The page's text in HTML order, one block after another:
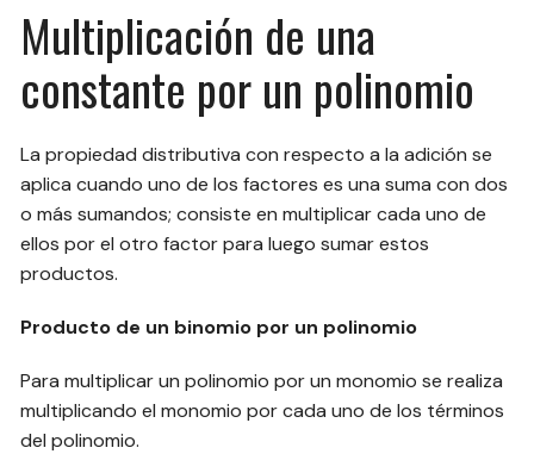
Multiplicación de una
constante por un polinomio
La propiedad distributiva con respecto a la adición se
aplica cuando uno de los factores es una suma con dos
o más sumandos; consiste en multiplicar cada uno de
ellos por el otro factor para luego sumar estos
productos.
Producto de un binomio por un polinomio
Para multiplicar un polinomio por un monomio se realiza
multiplicando el monomio por cada uno de los términos
del polinomio.